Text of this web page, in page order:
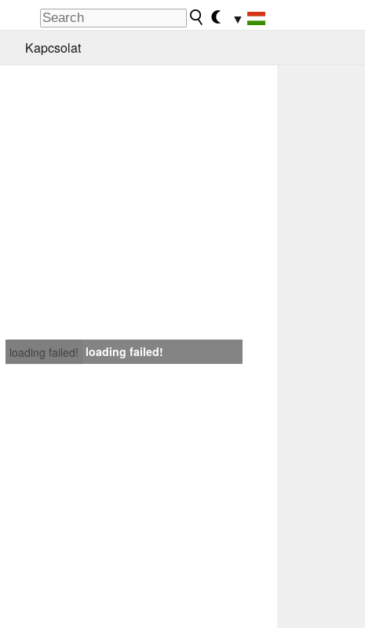
▼
Kapcsolat
loading failed! loading failed!